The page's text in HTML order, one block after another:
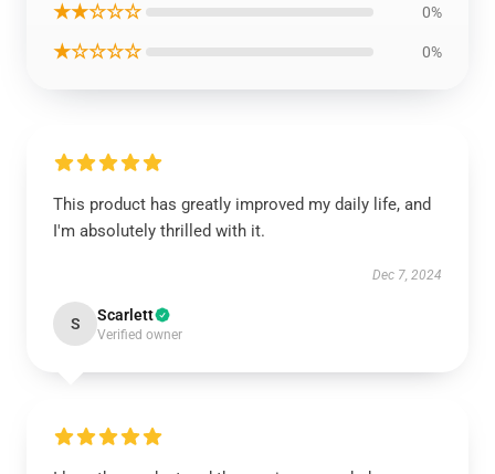
★★☆☆☆ 0%
★☆☆☆☆ 0%
This product has greatly improved my daily life, and
I'm absolutely thrilled with it.
Dec 7, 2024
S Scarlett
Verified owner